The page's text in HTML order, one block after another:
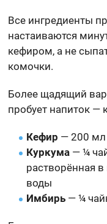
Все ингредиенты
настаиваются
кефиром, а не
комочки.
Более щадящий
пробует напиток —
Кефир — 200 мл
Куркума — ¼
растворённая
воды
Имбирь — ¼